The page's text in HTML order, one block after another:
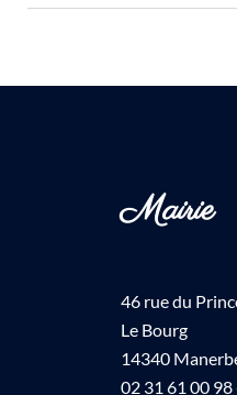
Mairie
46 rue du
Le Bourg
14340
02 31 61 00